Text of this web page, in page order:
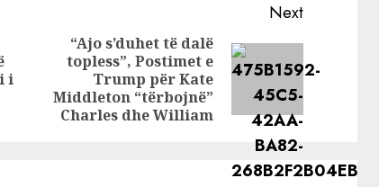
rrogë
shpërthen keq
dhe i përgjigjet
ashpër ndjekësit:
S’të ka dashur…
Previous
post:
i
Next
Next
post:
“Ajo s’duhet të dalë
topless”, Postimet e
Trump për Kate
Middleton “tërbojnë”
Charles dhe William